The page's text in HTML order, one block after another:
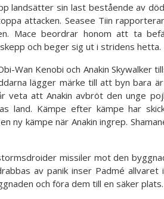
landsätter sin last bestående av
attacken. Seasee Tiin
Mace beordrar honom att ta
och beger sig ut i stridens hetta.
Wan Kenobi och Anakin Skywalker
lägger märke till att byn bara
veta att Anakin avbröt den unge
land. Kämpe efter kämpe har
ny kämpe när Anakin ingrep.
missiler mot den
av panik inser Padmé
och föra dem till en säker plats.